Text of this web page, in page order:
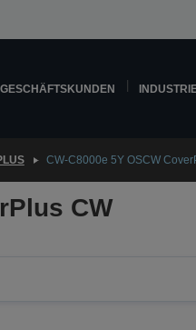
GESCHÄFTSKUNDEN
CW-C8000e 5Y OSCW
CW